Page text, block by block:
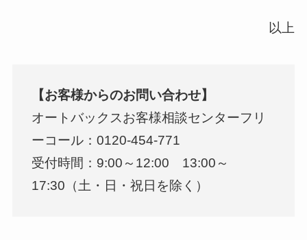
以上
【お客様からのお問い合わせ】
オートバックスお客様相談センターフリ
ーコール：0120-454-771
受付時間：9:00～12:00 13:00～
17:30（土・日・祝日を除く）